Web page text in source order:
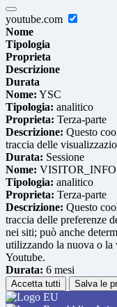
youtube.com
Nome
Tipologia
Proprieta
Descrizione
Durata
Nome: YSC
Tipologia: analitico
Proprieta: Terza-parte
Descrizione: Questo
traccia delle
Durata: Sessione
Nome:
Tipologia: analitico
Proprieta: Terza-parte
Descrizione: Questo
traccia delle preferenze
nei siti; può anche
utilizzando la nuova o la
Youtube.
Durata: 6 mesi
Accetta tutti Salva le